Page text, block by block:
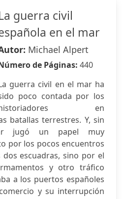
guerra civil
en el mar
Michael Alpert
de Páginas: 440
guerra civil en el mar ha
poco contada por los
en
batallas terrestres. Y, sin
jugó un papel muy
por los pocos encuentros
escuadras, sino por el
y otro tráfico
a los puertos españoles
y su interrupción